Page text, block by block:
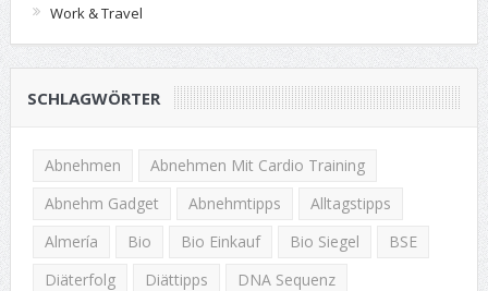
Work & Travel
SCHLAGWÖRTER
Abnehmen
Abnehmen Mit Cardio Training
Abnehm Gadget
Abnehmtipps
Alltagstipps
Almería
Bio Bio Einkauf Bio Siegel
BSE
Diäterfolg
Diättipps
DNA Sequenz